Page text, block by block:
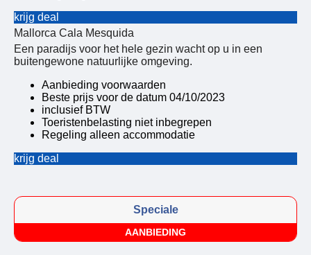
krijg deal
Mallorca Cala Mesquida
Een paradijs voor het hele gezin wacht op u in een
buitengewone natuurlijke omgeving.
Aanbieding voorwaarden
Beste prijs voor de datum 04/10/2023
inclusief BTW
Toeristenbelasting niet inbegrepen
Regeling alleen accommodatie
krijg deal
Speciale
AANBIEDING